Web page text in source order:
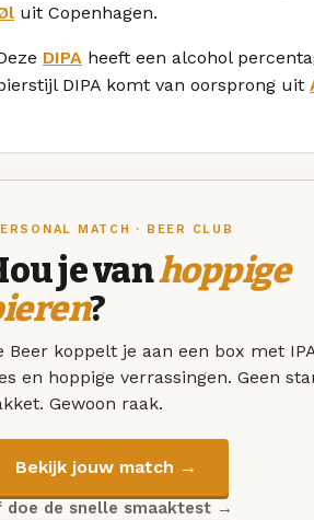
uit Copenhagen.
DIPA heeft een alcohol
DIPA komt van oorsprong uit
MATCH · BEER CLUB
je vanhoppige
?
Beer koppelt je aan een box met
en hoppige verrassingen. Geen
Gewoon raak.
Bekijk jouw match →
doe de snelle smaaktest →